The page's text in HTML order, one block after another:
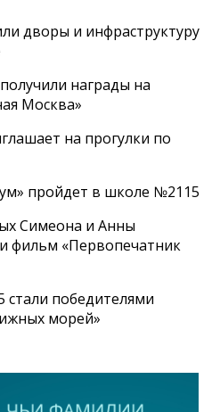
дворы и инфраструктуру
награды на
Москва»
на прогулки по
пройдет в школе №2115
Симеона и Анны
фильм «Первопечатник
победителями
морей»